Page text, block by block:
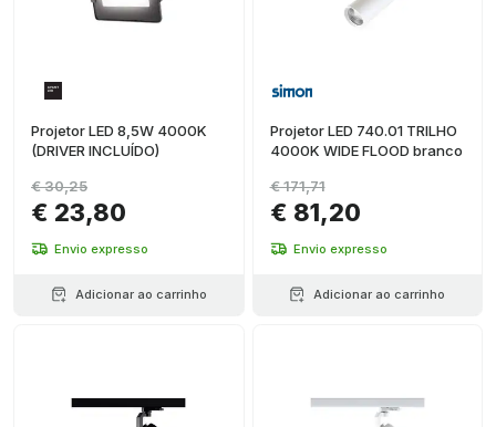
Projetor LED 8,5W 4000K
(DRIVER INCLUÍDO)
€ 23,80
€ 30,25
Envio expresso
Adicionar ao carrinho
Projetor LED 740.01 TRILHO
4000K WIDE FLOOD branco
€ 81,20
€ 171,71
Envio expresso
Adicionar ao carrinho